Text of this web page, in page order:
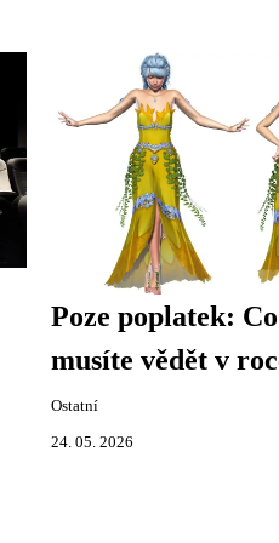
Poze poplatek:
musíte vědět v
Ostatní
24. 05. 2026